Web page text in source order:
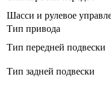
Шасси и рулевое
Тип привода
Тип передней подвески
Тип задней подвески